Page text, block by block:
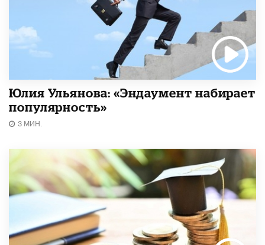
Юлия Ульянова: «Эндаумент набирает
популярность»
3 МИН.